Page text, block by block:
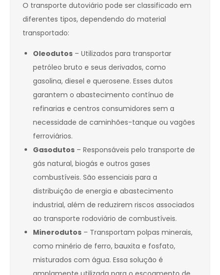
O transporte dutoviário pode ser classificado em
diferentes tipos, dependendo do material
transportado:
Oleodutos – Utilizados para transportar
petróleo bruto e seus derivados, como
gasolina, diesel e querosene. Esses dutos
garantem o abastecimento contínuo de
refinarias e centros consumidores sem a
necessidade de caminhões-tanque ou vagões
ferroviários.
Gasodutos – Responsáveis pelo transporte de
gás natural, biogás e outros gases
combustíveis. São essenciais para a
distribuição de energia e abastecimento
industrial, além de reduzirem riscos associados
ao transporte rodoviário de combustíveis.
Minerodutos – Transportam polpas minerais,
como minério de ferro, bauxita e fosfato,
misturados com água. Essa solução é